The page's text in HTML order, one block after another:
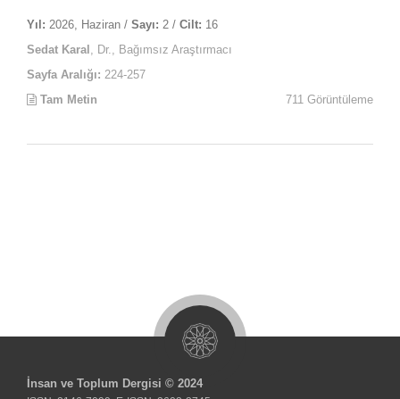
Yıl: 2026, Haziran / Sayı: 2 / Cilt: 16
Sedat Karal , Dr., Bağımsız Araştırmacı
Sayfa Aralığı: 224-257
Tam Metin
711 Görüntüleme
İnsan ve Toplum Dergisi © 2024